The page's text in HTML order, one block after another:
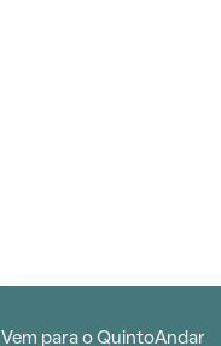
Vem para o QuintoAndar